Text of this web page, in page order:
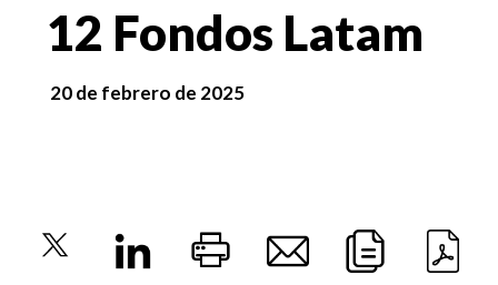
12 Fondos Latam
20 de febrero de 2025